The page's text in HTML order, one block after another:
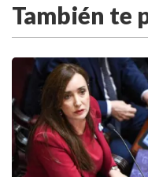
También te